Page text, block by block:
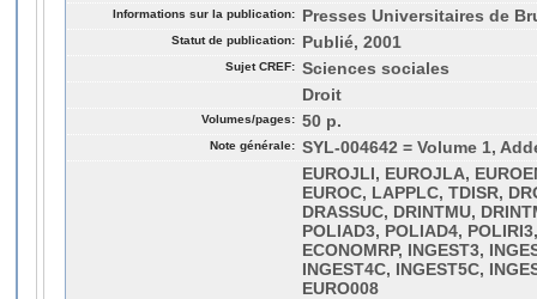
Informations sur la publication: Presses Universitaires de
Statut de publication: Publié, 2001
Sujet CREF: Sciences sociales
Droit
Volumes/pages: 50 p.
Note générale: SYL-004642 = Volume 1,
EUROJLI, EUROJLA,
EUROC, LAPPLC, TDISR,
DRASSUC, DRINTMU,
POLIAD3, POLIAD4,
ECONOMRP, INGEST3,
INGEST4C, INGEST5C,
EURO008